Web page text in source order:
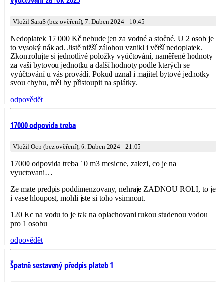
Vložil SaraS (bez ověření), 7. Duben 2024 - 10:45
Nedoplatek 17 000 Kč nebude jen za vodné a stočné. U 2 osob je
to vysoký náklad. Jistě nižší zálohou vznikl i větší nedoplatek.
Zkontrolujte si jednotlivé položky vyúčtování, naměřené hodnoty
za vaši bytovou jednotku a další hodnoty podle kterých se
vyúčtování u vás provádí. Pokud uznal i majitel bytové jednotky
svou chybu, měl by přistoupit na splátky.
odpovědět
17000 odpovida treba
Vložil Ocp (bez ověření), 6. Duben 2024 - 21:05
17000 odpovida treba 10 m3 mesicne, zalezi, co je na
vyuctovani…
Ze mate predpis poddimenzovany, nehraje ZADNOU ROLI, to je
i vase hloupost, mohli jste si toho vsimnout.
120 Kc na vodu to je tak na oplachovani rukou studenou vodou
pro 1 osobu
odpovědět
Špatně sestavený předpis plateb 1